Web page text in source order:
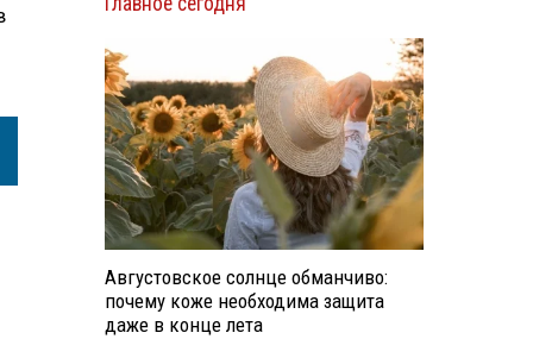
Августовское солнце обманчиво:
почему коже необходима защита
даже в конце лета